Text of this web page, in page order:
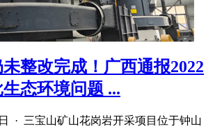
未整改完成！广西通报2022
态环境问题 ...
· 三宝山矿山花岗岩开采项目位于钟山